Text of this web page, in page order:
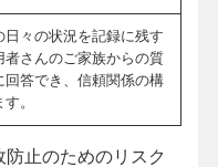
日々の状況を記録に残す
者さんのご家族からの質
回答でき、信頼関係の構
。
止のためのリスク